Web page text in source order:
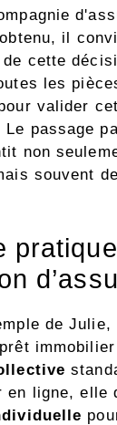
il
cette
les
valider
Le passage
non
souvent
de Julie,
en ligne, elle